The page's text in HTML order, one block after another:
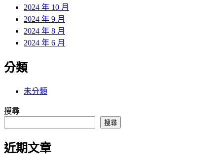
2024 年 10 月
2024 年 9 月
2024 年 8 月
2024 年 6 月
分類
未分類
搜尋
搜尋
近期文章